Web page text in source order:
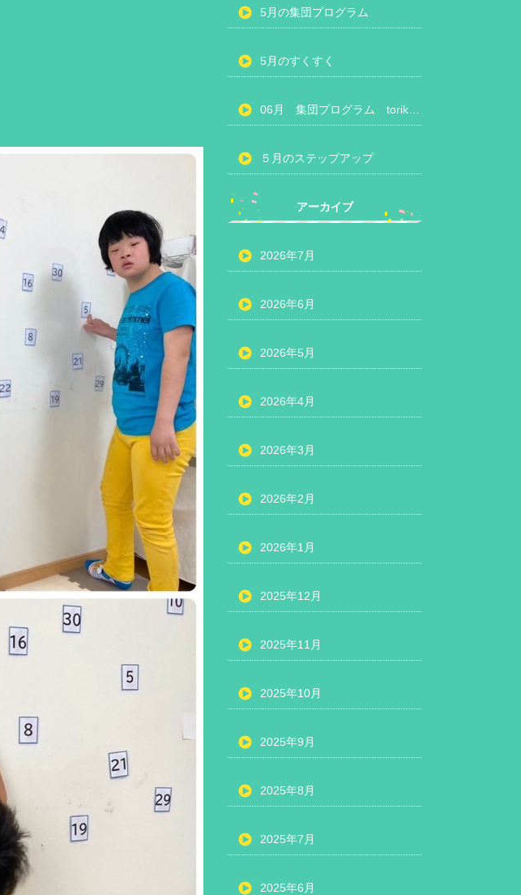
5月の集団プログラム
5月のすくすく
５月のステップアップ
アーカイブ
2026年7月
2026年6月
2026年5月
2026年4月
2026年3月
2026年2月
2026年1月
2025年12月
2025年11月
2025年10月
2025年9月
2025年8月
2025年7月
2025年6月